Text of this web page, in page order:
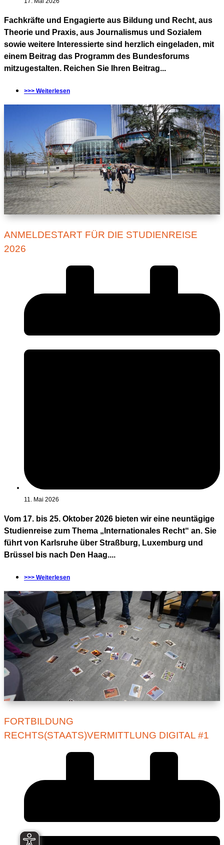
Fachkräfte und Engagierte aus Bildung und Recht, aus
Theorie und Praxis, aus Journalismus und Sozialem
sowie weitere Interessierte sind herzlich eingeladen, mit
einem Beitrag das Programm des Bundesforums
mitzugestalten. Reichen Sie Ihren Beitrag...
>>> Weiterlesen
ANMELDESTART FÜR DIE STUDIENREISE
2026
11. Mai 2026
Vom 17. bis 25. Oktober 2026 bieten wir eine neuntägige
Studienreise zum Thema „Internationales Recht“ an. Sie
führt von Karlsruhe über Straßburg, Luxemburg und
Brüssel bis nach Den Haag....
>>> Weiterlesen
FORTBILDUNG
RECHTS(STAATS)VERMITTLUNG DIGITAL #1